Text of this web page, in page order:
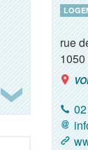
rue
1050